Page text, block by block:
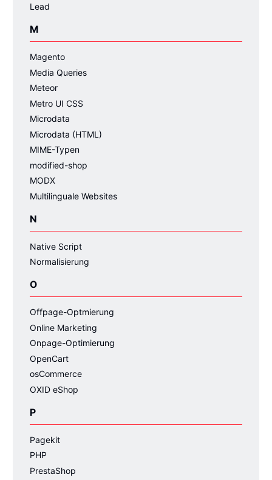
Lead
M
Magento
Media Queries
Meteor
Metro UI CSS
Microdata
Microdata (HTML)
MIME-Typen
modified-shop
MODX
Multilinguale Websites
N
Native Script
Normalisierung
O
Offpage-Optmierung
Online Marketing
Onpage-Optimierung
OpenCart
osCommerce
OXID eShop
P
Pagekit
PHP
PrestaShop